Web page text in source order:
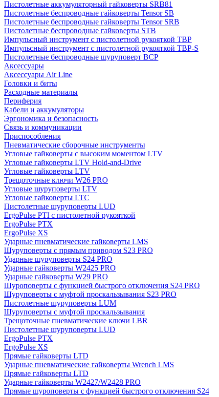
Пистолетные аккумуляторный гайковерты SRB81
Пистолетные беспроводные гайковерты Tensor SB
Пистолетные беспроводные гайковерты Tensor SRB
Пистолетные беспроводные гайковерты STB
Импульсный инструмент с пистолетной рукояткой TBP
Импульсный инструмент с пистолетной рукояткой TBP-S
Пистолетные беспроводные шуруповерт BCP
Аксессуары
Аксессуары Air Line
Головки и биты
Расходные материалы
Периферия
Кабели и аккумуляторы
Эргономика и безопасность
Связь и коммуникации
Приспособления
Пневматические сборочные инструменты
Угловые гайковерты с высоким моментом LTV
Угловые гайковерты LTV Hold-and-Drive
Угловые гайковерты LTV
Трещоточные ключи W26 PRO
Угловые шуруповерты LTV
Угловые гайковерты LTC
Пистолетные шуруповерты LUD
ErgoPulse PTI с пистолетной рукояткой
ErgoPulse PTX
ErgoPulse XS
Ударные пневматические гайковерты LMS
Шуруповерты с прямым приводом S23 PRO
Ударные шуруповерты S24 PRO
Ударные гайковерты W2425 PRO
Ударные гайковерты W29 PRO
Шуроповерты с функцией быстрого отключения S24 PRO
Шуруповерты с муфтой проскальзывания S23 PRO
Пистолетные шуруповерты LUM
Шуруповерты с муфтой проскальзывания
Трещоточные пневматические ключи LBR
Пистолетные шуруповерты LUD
ErgoPulse PTX
ErgoPulse XS
Прямые гайковерты LTD
Ударные пневматические гайковерты Wrench LMS
Прямые гайковерты LTD
Ударные гайковерты W2427/W2428 PRO
Прямые шуроповерты с функцией быстрого отключения S24